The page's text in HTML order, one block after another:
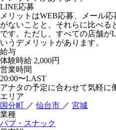
LINE応募
メリットはWEB応募、メール
がないことと、それらに比べる
です。ただし、すべての店舗が
いうデメリットがあります。
給与
体験時給 2,000円
営業時間
20:00〜LAST
アナタの予定に合わせて気軽に
エリア
国分町 ／ 仙台市 ／ 宮城
業種
パブ・スナック